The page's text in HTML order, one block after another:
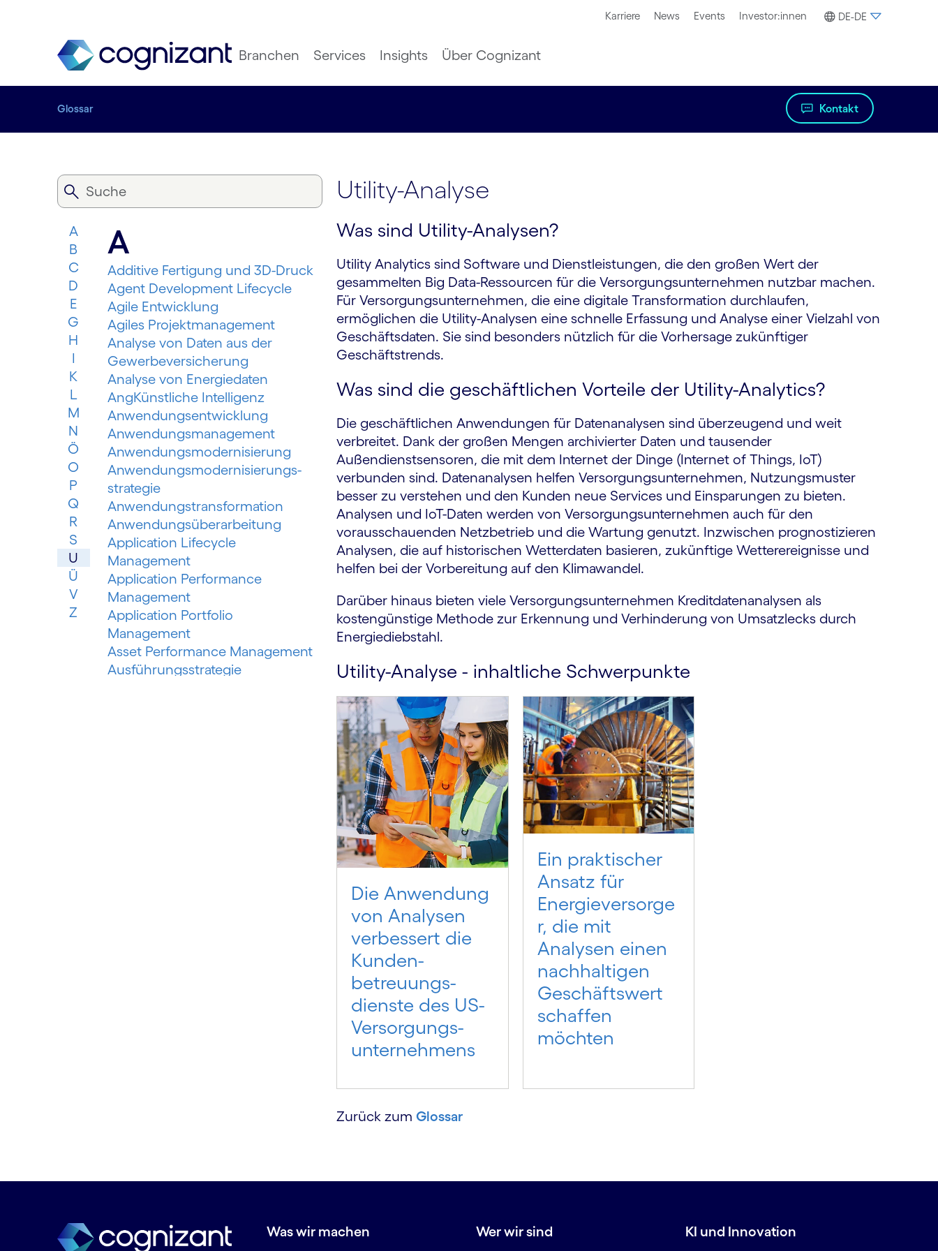
Karriere News Events Investor:innen DE-DE
Branchen Services Insights Über Cognizant
Glossar Kontakt
A
B
C
D
E
G
H
I
K
L
M
N
Ö
O
P
Q
R
S
U
Ü
V
Z
A
Additive Fertigung und 3D-Druck
Agent Development Lifecycle
Agile Entwicklung
Agiles Projektmanagement
Analyse von Daten aus der
Gewerbeversicherung
Analyse von Energiedaten
AngKünstliche Intelligenz
Anwendungsentwicklung
Anwendungsmanagement
Anwendungsmodernisierung
Anwendungsmodernisierungs­
strategie
Anwendungs­trans­for­mation
Anwendungsüberarbeitung
Application Lifecycle
Management
Application Performance
Management
Application Portfolio
Management
Asset Performance Management
Ausführungsstrategie
Cloud-Beratung
Cloud-Bereitstellung
Utility-Analyse
Was sind Utility-Analysen?
Utility Analytics sind Software und Dienstleistungen, die den großen Wert der
gesammelten Big Data-Ressourcen für die Versorgungsunternehmen nutzbar machen.
Für Versorgungsunternehmen, die eine digitale Transformation durchlaufen,
ermöglichen die Utility-Analysen eine schnelle Erfassung und Analyse einer Vielzahl von
Geschäftsdaten. Sie sind besonders nützlich für die Vorhersage zukünftiger
Geschäftstrends.
Was sind die geschäftlichen Vorteile der Utility-Analytics?
Die geschäftlichen Anwendungen für Datenanalysen sind überzeugend und weit
verbreitet. Dank der großen Mengen archivierter Daten und tausender
Außendienstsensoren, die mit dem Internet der Dinge (Internet of Things, IoT)
verbunden sind. Datenanalysen helfen Versorgungsunternehmen, Nutzungsmuster
besser zu verstehen und den Kunden neue Services und Einsparungen zu bieten.
Analysen und IoT-Daten werden von Versorgungsunternehmen auch für den
vorausschauenden Netzbetrieb und die Wartung genutzt. Inzwischen prognostizieren
Analysen, die auf historischen Wetterdaten basieren, zukünftige Wetterereignisse und
helfen bei der Vorbereitung auf den Klimawandel.
Darüber hinaus bieten viele Versorgungsunternehmen Kreditdatenanalysen als
kostengünstige Methode zur Erkennung und Verhinderung von Umsatzlecks durch
Energiediebstahl.
Utility-Analyse - inhaltliche Schwerpunkte
Die Anwendung
von Analysen
verbessert die
Kunden­
betreuungs­
dienste des US-
Versorgungs­
unter­nehmens
Ein praktischer
Ansatz für
Energieversorge
r, die mit
Analysen einen
nachhaltigen
Geschäftswert
schaffen
möchten
Zurück zum Glossar
Was wir machen Wer wir sind KI und Innovation